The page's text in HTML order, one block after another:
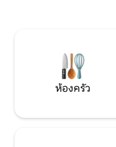
หน้าไปทางทิศใต้และระเ
หน้าไปทางทิศเหนือ)
ห้องครัว